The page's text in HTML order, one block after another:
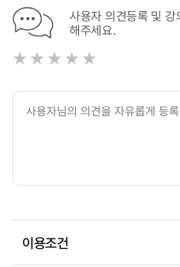
사용자 의견등록 및
해주세요.
이용조건